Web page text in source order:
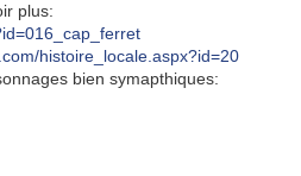
plus:
histoire_locale.aspx?id=20
bien symapthiques: